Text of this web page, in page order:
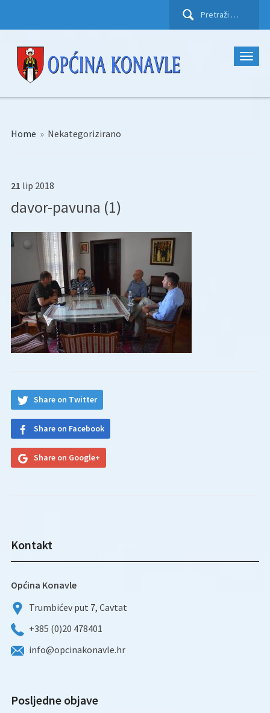
Pretraži:
Home » Nekategorizirano
21 lip 2018
davor-pavuna (1)
Share on Twitter
Share on Facebook
Share on Google+
Kontakt
Općina Konavle
Trumbićev put 7, Cavtat
+385 (0)20 478401
info@opcinakonavle.hr
Posljedne objave